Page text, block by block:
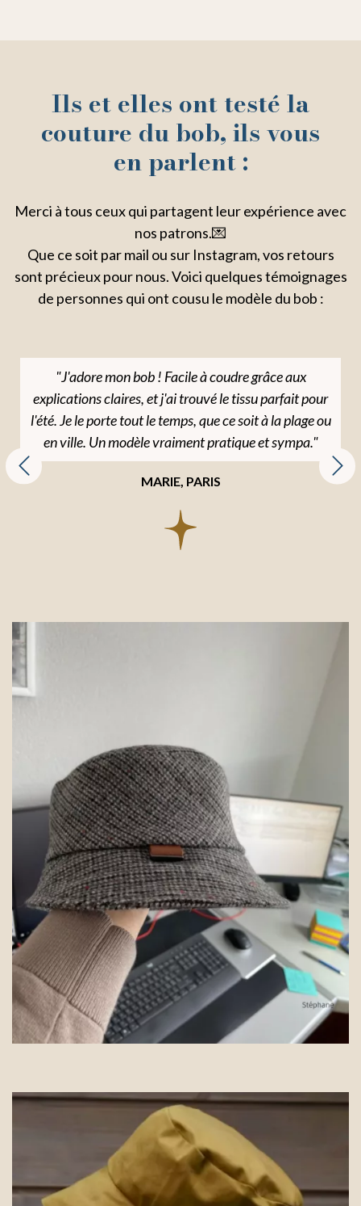
Ils et elles ont testé la
couture du bob, ils vous
en parlent :
Merci à tous ceux qui partagent leur expérience avec
nos patrons.💌
Que ce soit par mail ou sur Instagram, vos retours
sont précieux pour nous. Voici quelques témoignages
de personnes qui ont cousu le modèle du bob :
"J'adore mon bob ! Facile à coudre grâce aux
explications claires, et j'ai trouvé le tissu parfait pour
l'été. Je le porte tout le temps, que ce soit à la plage ou
en ville. Un modèle vraiment pratique et sympa."
MARIE, PARIS